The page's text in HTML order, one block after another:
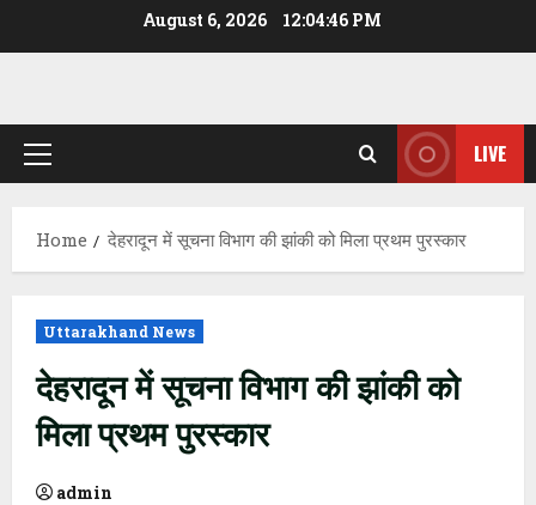
August 6, 2026 12:04:47 PM
Primary
LIVE
Home देहरादून में सूचना विभाग की झांकी को मिला प्रथम पुरस्कार
Uttarakhand News
देहरादून में सूचना विभाग की झांकी को
मिला प्रथम पुरस्कार
admin